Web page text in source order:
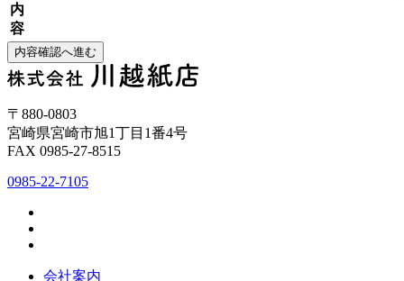
内
容
〒880-0803
宮崎県宮崎市旭1丁目1番4号
FAX 0985-27-8515
0985-22-7105
会社案内